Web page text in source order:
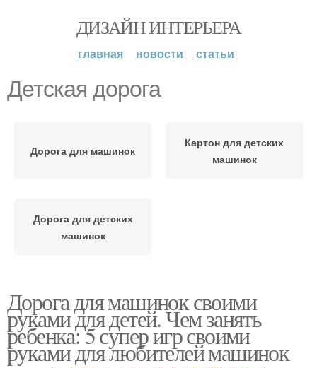
ДИЗАЙН ИНТЕРЬЕРА
главная новости статьи
Детская дорога
Дорога для машинок
Картон для детских
машинок
Дорога для детских
машинок
Дорога для машинок своими
руками для детей. Чем занять
ребенка: 5 супер игр своими
руками для любителей машинок